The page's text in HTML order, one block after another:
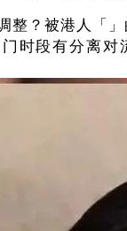
？被港人「」
时段有分离对